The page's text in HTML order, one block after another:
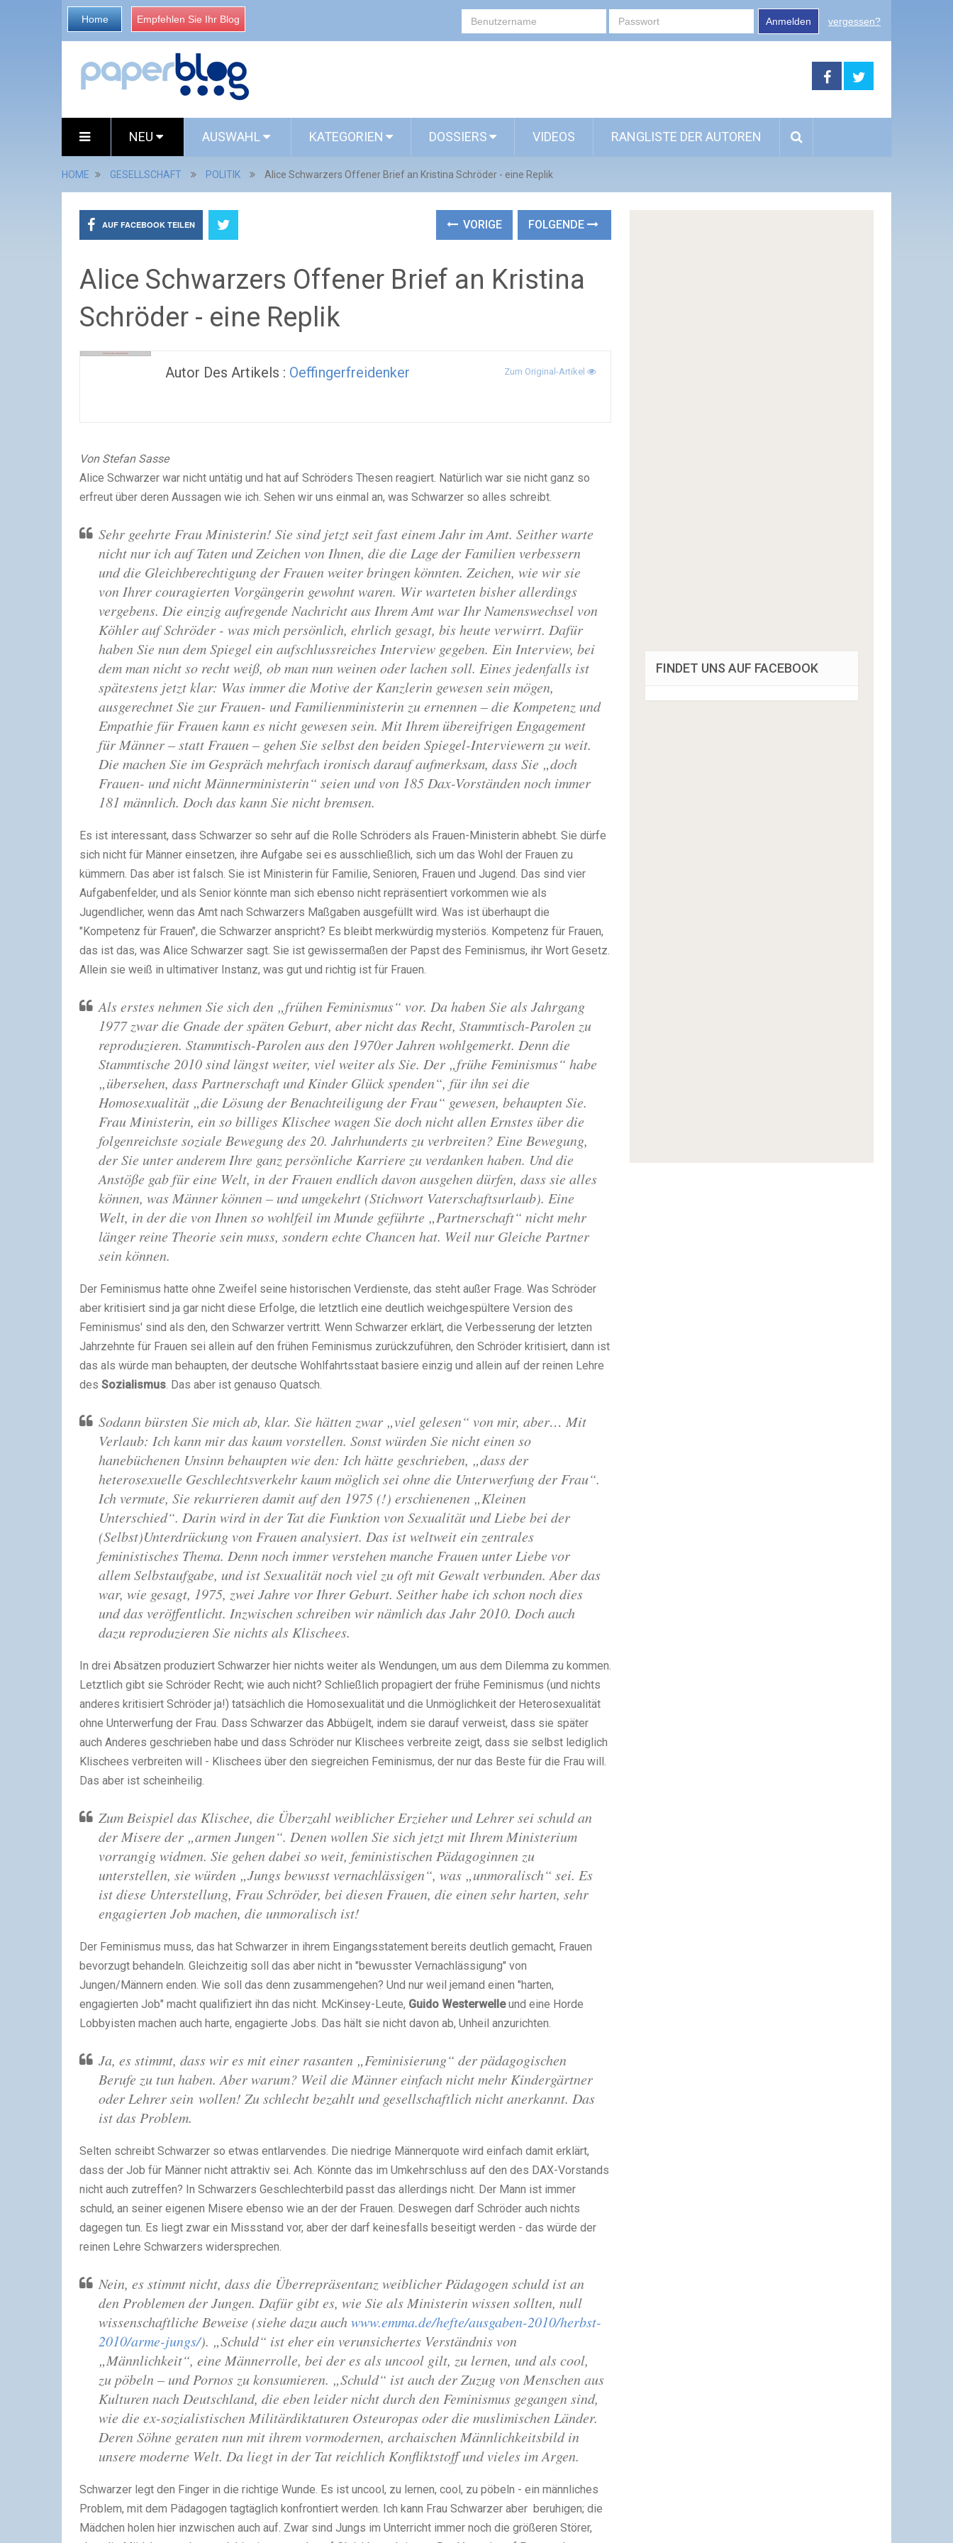
Home Empfehlen Sie Ihr Blog Anmelden vergessen?
NEU AUSWAHL KATEGORIEN DOSSIERS VIDEOS RANGLISTE DER AUTOREN
HOME GESELLSCHAFT POLITIK Alice Schwarzers Offener Brief an Kristina Schröder - eine Replik
AUF FACEBOOK TEILEN VORIGE FOLGENDE
Alice Schwarzers Offener Brief an Kristina
Schröder - eine Replik
Autor Des Artikels : Oeffingerfreidenker Zum Original-Artikel
Von Stefan Sasse
Alice Schwarzer war nicht untätig und hat auf Schröders Thesen reagiert. Natürlich war sie nicht ganz so
erfreut über deren Aussagen wie ich. Sehen wir uns einmal an, was Schwarzer so alles schreibt.
Sehr geehrte Frau Ministerin! Sie sind jetzt seit fast einem Jahr im Amt. Seither warte
nicht nur ich auf Taten und Zeichen von Ihnen, die die Lage der Familien verbessern
und die Gleichberechtigung der Frauen weiter bringen könnten. Zeichen, wie wir sie
von Ihrer couragierten Vorgängerin gewohnt waren. Wir warteten bisher allerdings
vergebens. Die einzig aufregende Nachricht aus Ihrem Amt war Ihr Namenswechsel von
Köhler auf Schröder - was mich persönlich, ehrlich gesagt, bis heute verwirrt. Dafür
haben Sie nun demSpiegelein aufschlussreiches Interview gegeben. Ein Interview, bei
dem man nicht so recht weiß, ob man nun weinen oder lachen soll. Eines jedenfalls ist
spätestens jetzt klar: Was immer die Motive der Kanzlerin gewesen sein mögen,
ausgerechnet Sie zur Frauen- und Familienministerin zu ernennen – die Kompetenz und
Empathie für Frauen kann es nicht gewesen sein. Mit Ihrem übereifrigen Engagement
für Männer – statt Frauen – gehen Sie selbst den beiden Spiegel-Interviewern zu weit.
Die machen Sie im Gespräch mehrfach ironisch darauf aufmerksam, dass Sie „doch
Frauen- und nicht Männerministerin“ seien und von 185 Dax-Vorständen noch immer
181 männlich. Doch das kann Sie nicht bremsen.
Es ist interessant, dass Schwarzer so sehr auf die Rolle Schröders als Frauen-Ministerin abhebt. Sie dürfe
sich nicht für Männer einsetzen, ihre Aufgabe sei es ausschließlich, sich um das Wohl der Frauen zu
kümmern. Das aber ist falsch. Sie ist Ministerin für Familie, Senioren, Frauen und Jugend. Das sind vier
Aufgabenfelder, und als Senior könnte man sich ebenso nicht repräsentiert vorkommen wie als
Jugendlicher, wenn das Amt nach Schwarzers Maßgaben ausgefüllt wird. Was ist überhaupt die
"Kompetenz für Frauen", die Schwarzer anspricht? Es bleibt merkwürdig mysteriös. Kompetenz für Frauen,
das ist das, was Alice Schwarzer sagt. Sie ist gewissermaßen der Papst des Feminismus, ihr Wort Gesetz.
Allein sie weiß in ultimativer Instanz, was gut und richtig ist für Frauen.
Als erstes nehmen Sie sich den „frühen Feminismus“ vor. Da haben Sie als Jahrgang
1977 zwar die Gnade der späten Geburt, aber nicht das Recht, Stammtisch-Parolen zu
reproduzieren. Stammtisch-Parolen aus den 1970er Jahren wohlgemerkt. Denn die
Stammtische 2010 sind längst weiter, viel weiter als Sie. Der „frühe Feminismus“ habe
„übersehen, dass Partnerschaft und Kinder Glück spenden“, für ihn sei die
Homosexualität „die Lösung der Benachteiligung der Frau“ gewesen, behaupten Sie.
Frau Ministerin, ein so billiges Klischee wagen Sie doch nicht allen Ernstes über die
folgenreichste soziale Bewegung des 20. Jahrhunderts zu verbreiten? Eine Bewegung,
der Sie unter anderem Ihre ganz persönliche Karriere zu verdanken haben. Und die
Anstöße gab für eine Welt, in der Frauen endlich davon ausgehen dürfen, dass sie alles
können, was Männer können – und umgekehrt (Stichwort Vaterschaftsurlaub). Eine
Welt, in der die von Ihnen so wohlfeil im Munde geführte „Partnerschaft“ nicht mehr
länger reine Theorie sein muss, sondern echte Chancen hat. Weil nur Gleiche Partner
sein können.
Der Feminismus hatte ohne Zweifel seine historischen Verdienste, das steht außer Frage. Was Schröder
aber kritisiert sind ja gar nicht diese Erfolge, die letztlich eine deutlich weichgespültere Version des
Feminismus' sind als den, den Schwarzer vertritt. Wenn Schwarzer erklärt, die Verbesserung der letzten
Jahrzehnte für Frauen sei allein auf den frühen Feminismus zurückzuführen, den Schröder kritisiert, dann ist
das als würde man behaupten, der deutsche Wohlfahrtsstaat basiere einzig und allein auf der reinen Lehre
des Sozialismus. Das aber ist genauso Quatsch.
Sodann bürsten Sie mich ab, klar. Sie hätten zwar „viel gelesen“ von mir, aber… Mit
Verlaub: Ich kann mir das kaum vorstellen. Sonst würden Sie nicht einen so
hanebüchenen Unsinn behaupten wie den: Ich hätte geschrieben, „dass der
heterosexuelle Geschlechtsverkehr kaum möglich sei ohne die Unterwerfung der Frau“.
Ich vermute, Sie rekurrieren damit auf den 1975 (!) erschienenen „Kleinen
Unterschied“. Darin wird in der Tat die Funktion von Sexualität und Liebe bei der
(Selbst)Unterdrückung von Frauen analysiert. Das ist weltweit ein zentrales
feministisches Thema. Denn noch immer verstehen manche Frauen unter Liebe vor
allem Selbstaufgabe, und ist Sexualität noch viel zu oft mit Gewalt verbunden. Aber das
war, wie gesagt, 1975, zwei Jahre vor Ihrer Geburt. Seither habe ich schon noch dies
und das veröffentlicht. Inzwischen schreiben wir nämlich das Jahr 2010. Doch auch
dazu reproduzieren Sie nichts als Klischees.
In drei Absätzen produziert Schwarzer hier nichts weiter als Wendungen, um aus dem Dilemma zu kommen.
Letztlich gibt sie Schröder Recht; wie auch nicht? Schließlich propagiert der frühe Feminismus (und nichts
anderes kritisiert Schröder ja!) tatsächlich die Homosexualität und die Unmöglichkeit der Heterosexualität
ohne Unterwerfung der Frau. Dass Schwarzer das Abbügelt, indem sie darauf verweist, dass sie später
auch Anderes geschrieben habe und dass Schröder nur Klischees verbreite zeigt, dass sie selbst lediglich
Klischees verbreiten will - Klischees über den siegreichen Feminismus, der nur das Beste für die Frau will.
Das aber ist scheinheilig.
Zum Beispiel das Klischee, die Überzahl weiblicher Erzieher und Lehrer sei schuld an
der Misere der „armen Jungen“. Denen wollen Sie sich jetzt mit Ihrem Ministerium
vorrangig widmen. Sie gehen dabei so weit, feministischen Pädagoginnen zu
unterstellen, sie würden „Jungs bewusst vernachlässigen“, was „unmoralisch“ sei. Es
ist diese Unterstellung, Frau Schröder, bei diesen Frauen, die einen sehr harten, sehr
engagierten Job machen, die unmoralisch ist!
Der Feminismus muss, das hat Schwarzer in ihrem Eingangsstatement bereits deutlich gemacht, Frauen
bevorzugt behandeln. Gleichzeitig soll das aber nicht in "bewusster Vernachlässigung" von
Jungen/Männern enden. Wie soll das denn zusammengehen? Und nur weil jemand einen "harten,
engagierten Job" macht qualifiziert ihn das nicht. McKinsey-Leute, Guido Westerwelleund eine Horde
Lobbyisten machen auch harte, engagierte Jobs. Das hält sie nicht davon ab, Unheil anzurichten.
Ja, es stimmt, dass wir es mit einer rasanten „Feminisierung“ der pädagogischen
Berufe zu tun haben. Aber warum? Weil die Männer einfach nicht mehr Kindergärtner
oder Lehrer sein wollen! Zu schlecht bezahlt und gesellschaftlich nicht anerkannt. Das
ist das Problem.
Selten schreibt Schwarzer so etwas entlarvendes. Die niedrige Männerquote wird einfach damit erklärt,
dass der Job für Männer nicht attraktiv sei. Ach. Könnte das im Umkehrschluss auf den des DAX-Vorstands
nicht auch zutreffen? In Schwarzers Geschlechterbild passt das allerdings nicht. Der Mann ist immer
schuld, an seiner eigenen Misere ebenso wie an der der Frauen. Deswegen darf Schröder auch nichts
dagegen tun. Es liegt zwar ein Missstand vor, aber der darf keinesfalls beseitigt werden - das würde der
reinen Lehre Schwarzers widersprechen.
Nein, es stimmt nicht, dass die Überrepräsentanz weiblicher Pädagogen schuld ist an
den Problemen der Jungen. Dafür gibt es, wie Sie als Ministerin wissen sollten, null
wissenschaftliche Beweise (siehe dazu auchwww.emma.de/hefte/ausgaben-2010/herbst-
2010/arme-jungs/). „Schuld“ ist eher ein verunsichertes Verständnis von
„Männlichkeit“, eine Männerrolle, bei der es als uncool gilt, zu lernen, und als cool,
zu pöbeln – und Pornos zu konsumieren. „Schuld“ ist auch der Zuzug von Menschen aus
Kulturen nach Deutschland, die eben leider nicht durch den Feminismus gegangen sind,
wie die ex-sozialistischen Militärdiktaturen Osteuropas oder die muslimischen Länder.
Deren Söhne geraten nun mit ihrem vormodernen, archaischen Männlichkeitsbild in
unsere moderne Welt. Da liegt in der Tat reichlich Konfliktstoff und vieles im Argen.
Schwarzer legt den Finger in die richtige Wunde. Es ist uncool, zu lernen, cool, zu pöbeln - ein männliches
Problem, mit dem Pädagogen tagtäglich konfrontiert werden. Ich kann Frau Schwarzer aber beruhigen; die
Mädchen holen hier inzwischen auch auf. Zwar sind Jungs im Unterricht immer noch die größeren Störer,
FINDET UNS AUF FACEBOOK